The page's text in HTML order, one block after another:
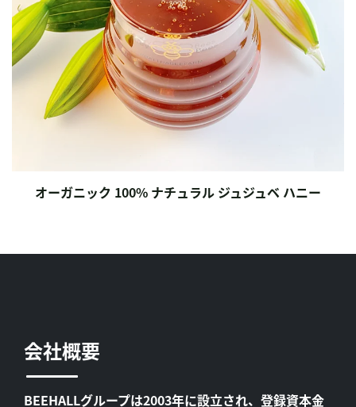
オーガニック 100% ナチュラル ジュジュベ ハニー
会社概要
BEEHALLグループは2003年に設立され、登録資本金